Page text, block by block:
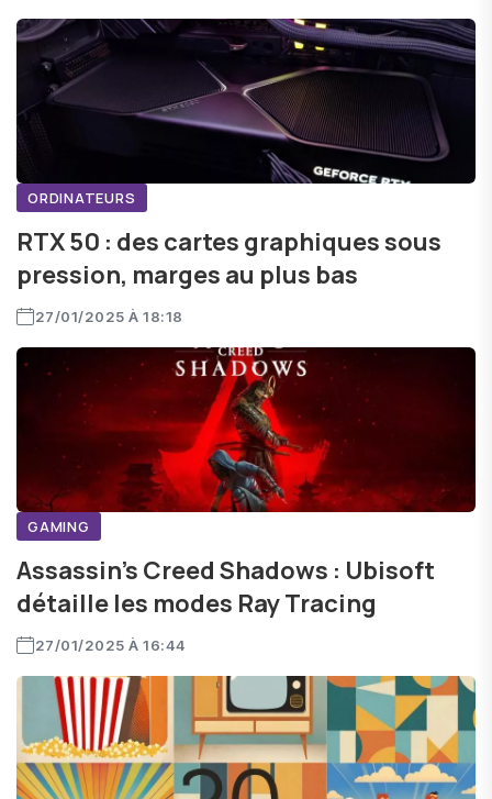
ORDINATEURS
RTX 50 : des cartes graphiques sous
pression, marges au plus bas
27/01/2025 À 18:18
GAMING
Assassin’s Creed Shadows : Ubisoft
détaille les modes Ray Tracing
27/01/2025 À 16:44